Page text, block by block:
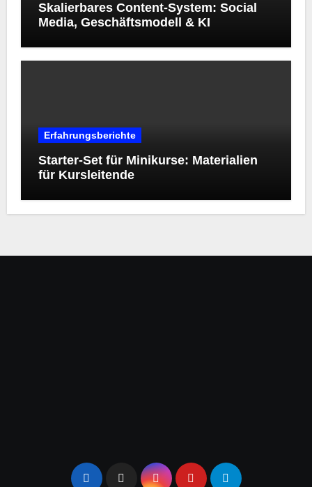
Skalierbares Content-System: Social
Media, Geschäftsmodell & KI
Erfahrungsberichte
Starter‑Set für Minikurse: Materialien
für Kursleitende